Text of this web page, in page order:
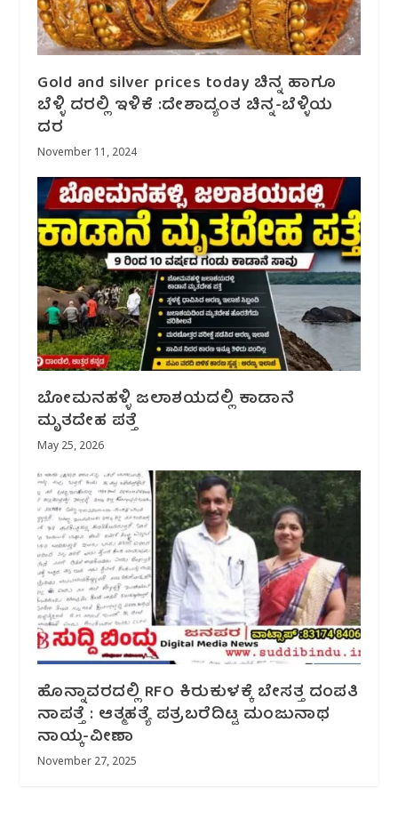
Gold and silver prices today ಚಿನ್ನ ಹಾಗೂ
ಬೆಳ್ಳಿ ದರಲ್ಲಿ ಇಳಿಕೆ :ದೇಶಾದ್ಯಂತ ಚಿನ್ನ-ಬೆಳ್ಳಿಯ
ದರ
November 11, 2024
ಬೋಮನಹಳ್ಳಿ ಜಲಾಶಯದಲ್ಲಿ ಕಾಡಾನೆ
ಮೃತದೇಹ ಪತ್ತೆ
May 25, 2026
ಹೊನ್ನಾವರದಲ್ಲಿ RFO ಕಿರುಕುಳಕ್ಕೆ ಬೇಸತ್ತ ದಂಪತಿ
ನಾಪತ್ತೆ : ಆತ್ಮಹತ್ಯೆ ಪತ್ರಬರೆದಿಟ್ಟ ಮಂಜುನಾಥ
ನಾಯ್ಕ-ವೀಣಾ
November 27, 2025